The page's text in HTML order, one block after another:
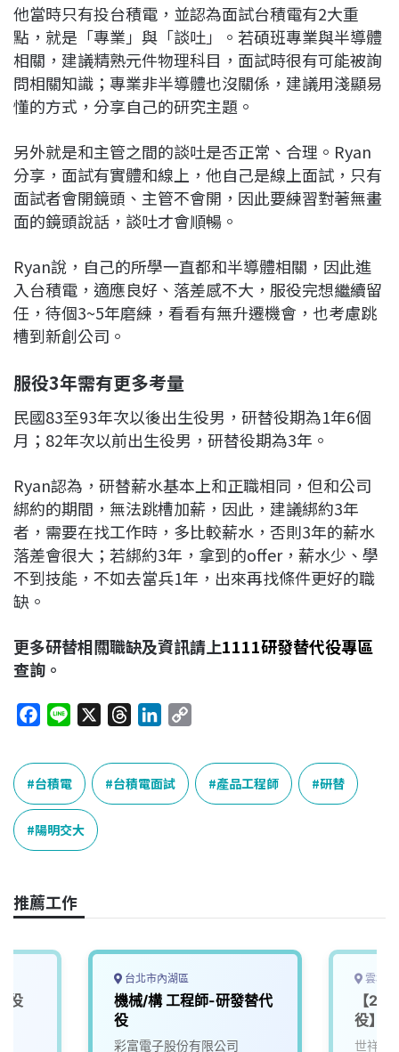
他當時只有投台積電，並認為面試台積電有2大重
點，就是「專業」與「談吐」。若碩班專業與半導體
相關，建議精熟元件物理科目，面試時很有可能被詢
問相關知識；專業非半導體也沒關係，建議用淺顯易
懂的方式，分享自己的研究主題。
另外就是和主管之間的談吐是否正常、合理。Ryan
分享，面試有實體和線上，他自己是線上面試，只有
面試者會開鏡頭、主管不會開，因此要練習對著無畫
面的鏡頭說話，談吐才會順暢。
Ryan說，自己的所學一直都和半導體相關，因此進
入台積電，適應良好、落差感不大，服役完想繼續留
任，待個3~5年磨練，看看有無升遷機會，也考慮跳
槽到新創公司。
服役3年需有更多考量
民國83至93年次以後出生役男，研替役期為1年6個
月；82年次以前出生役男，研替役期為3年。
Ryan認為，研替薪水基本上和正職相同，但和公司
綁約的期間，無法跳槽加薪，因此，建議綁約3年
者，需要在找工作時，多比較薪水，否則3年的薪水
落差會很大；若綁約3年，拿到的offer，薪水少、學
不到技能，不如去當兵1年，出來再找條件更好的職
缺。
更多研替相關職缺及資訊請上1111研發替代役專區
查詢。
c
e
b
o
o
n
e
r
e
a
n
k
e
y
台積電 台積電面試 產品工程師 研替
陽明交大
推薦工作
役
台北市內湖區
機械/構 工程師-研發替代
役
彩富電子股份有限公司
雲林
【
役】
世祥汽